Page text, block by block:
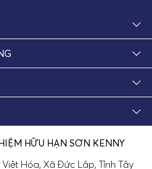
HỮU HẠN SƠN KENNY
Việt Hóa, Xã Đức Lập, Tỉnh Tây